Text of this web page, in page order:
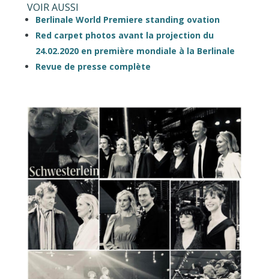
VOIR AUSSI
Berlinale World Premiere standing ovation
Red carpet photos avant la projection du
24.02.2020 en première mondiale à la Berlinale
Revue de presse complète